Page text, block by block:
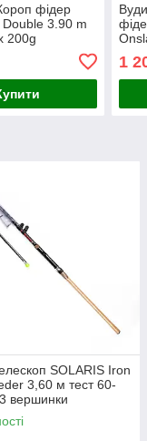
фідер
Double 3.90 m
200g
1
SOLARIS Iron
3,60 м тест 60-
вершинки